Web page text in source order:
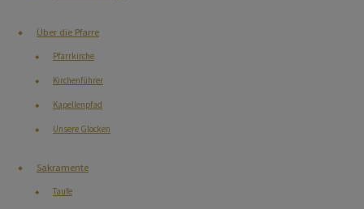
PFARRBRIEF
PFARRLEBEN
KONTAKT
Über die Pfarre
Pfarrkirche
Kirchenführer
Kapellenpfad
Unsere Glocken
Sakramente
Taufe